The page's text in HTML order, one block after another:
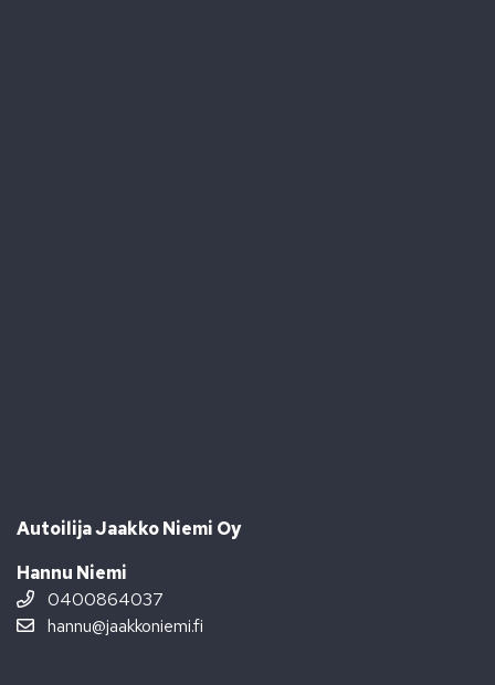
Autoilija Jaakko Niemi Oy
Hannu Niemi
0400864037
hannu@jaakkoniemi.fi